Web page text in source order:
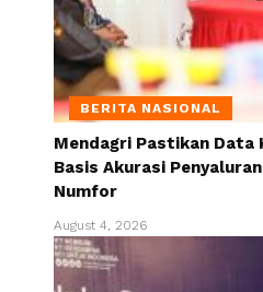
BERITA NASIONAL
Mendagri Pastikan Data
Basis Akurasi
Numfor
August 4, 2026